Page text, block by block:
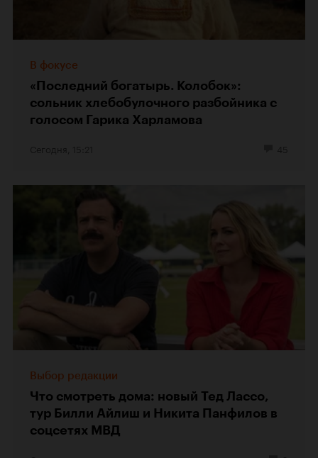
В фокусе
«Последний богатырь. Колобок»:
сольник хлебобулочного разбойника с
голосом Гарика Харламова
Выбор редакции
Что смотреть дома: новый Тед Лассо,
тур Билли Айлиш и Никита Панфилов в
соцсетях МВД